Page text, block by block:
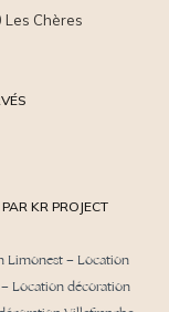
Les Chères
KR PROJECT
Limonest– Location
– Location décoration